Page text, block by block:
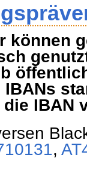
können
IBAN
,